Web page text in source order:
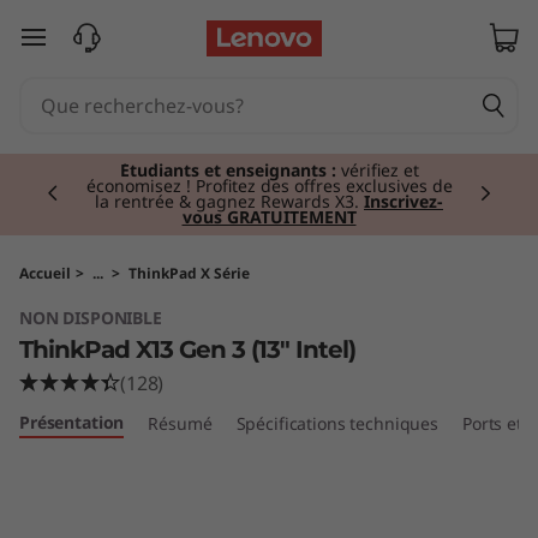
T
P
a
d
X
passer au contenu principal
Étudiants et enseignants : vérifiez et
économisez ! Profitez des offres exclusives de
la rentrée & gagnez Rewards X3. Inscrivez-
vous GRATUITEMENT
Currently displaying item 2 of 3
Accueil > ... > ThinkPad X Série
NON DISPONIBLE
ThinkPad X13 Gen 3 (13" Intel)
(128)
Présentation Résumé Spécifications techniques Ports et